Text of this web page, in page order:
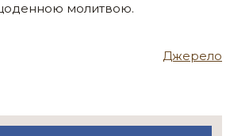
молитвою.
Джерело